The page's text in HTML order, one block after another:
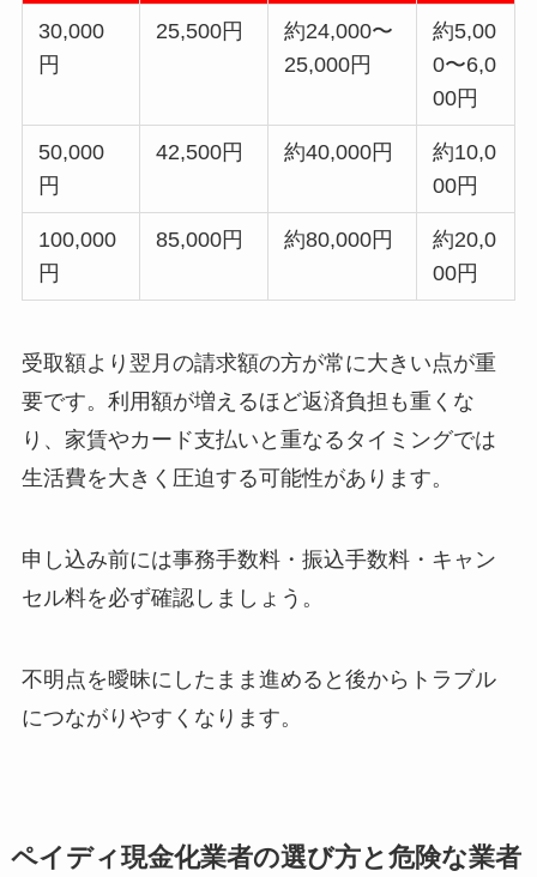
30,000
円
25,500円
約24,000〜
25,000円
約5,00
0〜6,0
00円
50,000
円
42,500円 約40,000円
約10,0
00円
100,000
円
85,000円 約80,000円
約20,0
00円
受取額より翌月の請求額の方が常に大きい点が重
要です。利用額が増えるほど返済負担も重くな
り、家賃やカード支払いと重なるタイミングでは
生活費を大きく圧迫する可能性があります。
申し込み前には事務手数料・振込手数料・キャン
セル料を必ず確認しましょう。
不明点を曖昧にしたまま進めると後からトラブル
につながりやすくなります。
ペイディ現金化業者の選び方と危険な業者